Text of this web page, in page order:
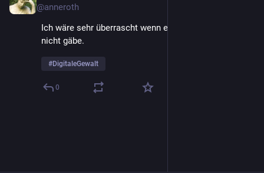
@anneroth
Ich wäre sehr überrascht wenn es das in Deutschland
nicht gäbe.
#DigitaleGewalt
0